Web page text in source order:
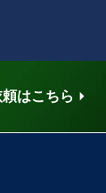
はこちら